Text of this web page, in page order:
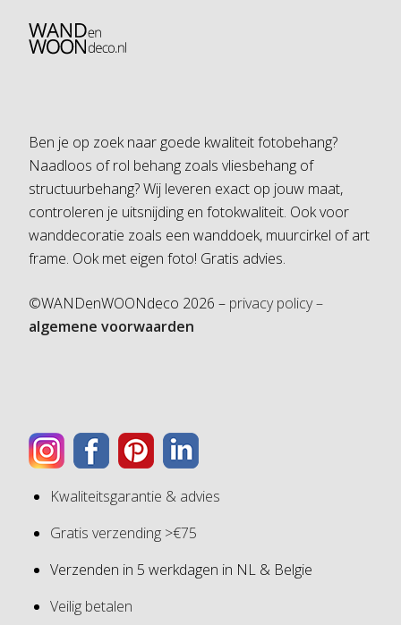
Ben je op zoek naar goede kwaliteit fotobehang?
Naadloos of rol behang zoals vliesbehang of
structuurbehang? Wij leveren exact op jouw maat,
controleren je uitsnijding en fotokwaliteit. Ook voor
wanddecoratie zoals een wanddoek, muurcirkel of art
frame. Ook met eigen foto! Gratis advies.
©WANDenWOONdeco 2026 – privacy policy –
algemene voorwaarden
Kwaliteitsgarantie & advies
Gratis verzending >€75
Verzenden in 5 werkdagen in NL & Belgie
Veilig betalen